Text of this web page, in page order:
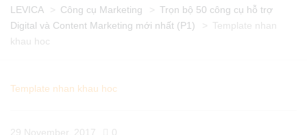
LEVICA > Công cụ Marketing > Trọn bộ 50 công cụ hỗ trợ
Digital và Content Marketing mới nhất (P1)
>
Template nhan
khau hoc
Template nhan khau hoc
29 November, 2017 0